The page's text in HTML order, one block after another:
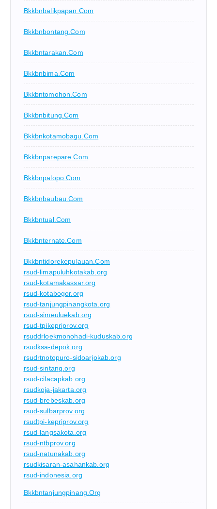
Bkkbnbalikpapan.com
Bkkbnbontang.com
Bkkbntarakan.com
Bkkbnbima.com
Bkkbntomohon.com
Bkkbnbitung.com
Bkkbnkotamobagu.com
Bkkbnparepare.com
Bkkbnpalopo.com
Bkkbnbaubau.com
Bkkbntual.com
Bkkbnternate.com
Bkkbntidorekepulauan.com
rsud-limapuluhkotakab.org
rsud-kotamakassar.org
rsud-kotabogor.org
rsud-tanjungpinangkota.org
rsud-simeuluekab.org
rsud-tpikepriprov.org
rsuddrloekmonohadi-kuduskab.org
rsudksa-depok.org
rsudrtnotopuro-sidoarjokab.org
rsud-sintang.org
rsud-cilacapkab.org
rsudkoja-jakarta.org
rsud-brebeskab.org
rsud-sulbarprov.org
rsudtpi-kepriprov.org
rsud-langsakota.org
rsud-ntbprov.org
rsud-natunakab.org
rsudkisaran-asahankab.org
rsud-indonesia.org
Bkkbntanjungpinang.org